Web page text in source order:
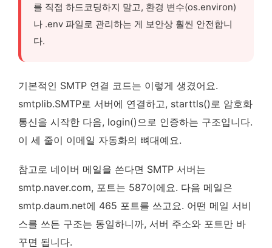
를 직접 하드코딩하지 말고, 환경 변수(os.environ)
나 .env 파일로 관리하는 게 보안상 훨씬 안전합니
다.
기본적인 SMTP 연결 코드는 이렇게 생겼어요.
smtplib.SMTP로 서버에 연결하고, starttls()로 암호화
통신을 시작한 다음, login()으로 인증하는 구조입니다.
이 세 줄이 이메일 자동화의 뼈대예요.
참고로 네이버 메일을 쓴다면 SMTP 서버는
smtp.naver.com, 포트는 587이에요. 다음 메일은
smtp.daum.net에 465 포트를 쓰고요. 어떤 메일 서비
스를 쓰든 구조는 동일하니까, 서버 주소와 포트만 바
꾸면 됩니다.